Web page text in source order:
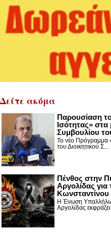
Δείτε ακόμα
Παρουσίαση
Ισότητας» στα
Συμβουλίου
Το νέο Πρόγραμμα
του Διοικητικού Σ...
Πένθος στην
Αργολίδας
Η Ένωση
Αργολίδας εκφράζει